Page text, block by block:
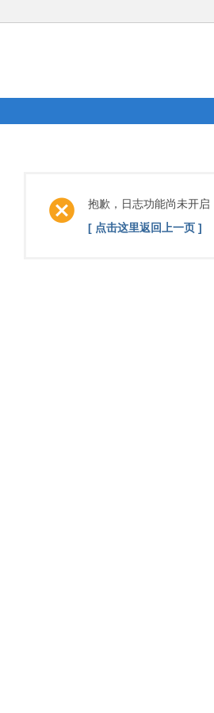
抱歉，日志功能尚未开启
[ 点击这里返回上一页 ]